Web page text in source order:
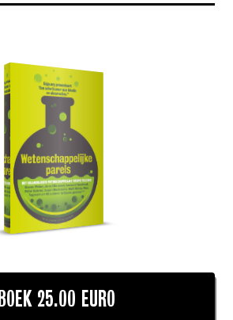
BOEK 25.00 EURO